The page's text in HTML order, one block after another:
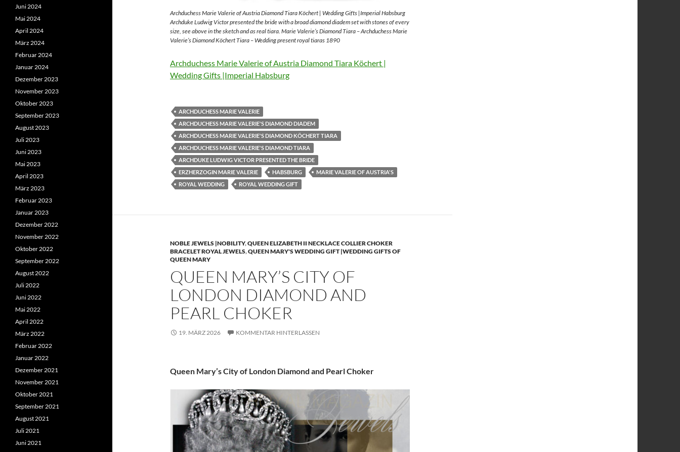
Archduchess Marie Valerie of Austria Diamond Tiara Köchert | Wedding Gifts |Imperial Habsburg
Archduke Ludwig Victor presented the bride with a broad diamond diadem set with stones of every
size, see above in the sketch and as real tiara. Marie Valerie’s Diamond Tiara – Archduchess Marie
Valerie’s Diamond Köchert Tiara – Wedding present royal tiaras 1890
Archduchess Marie Valerie of Austria Diamond Tiara Köchert |
Wedding Gifts |Imperial Habsburg
ARCHDUCHESS MARIE VALERIE
ARCHDUCHESS MARIE VALERIE'S DIAMOND DIADEM
ARCHDUCHESS MARIE VALERIE'S DIAMOND KÖCHERT TIARA
ARCHDUCHESS MARIE VALERIE'S DIAMOND TIARA
ARCHDUKE LUDWIG VICTOR PRESENTED THE BRIDE
ERZHERZOGIN MARIE VALERIE
HABSBURG
MARIE VALERIE OF AUSTRIA'S
ROYAL WEDDING
ROYAL WEDDING GIFT
NOBLE JEWELS |NOBILITY,QUEEN ELIZABETH II NECKLACE COLLIER CHOKER
BRACELET ROYAL JEWELS,QUEEN MARY'S WEDDING GIFT |WEDDING GIFTS OF
QUEEN MARY
QUEEN MARY’S CITY OF
LONDON DIAMOND AND
PEARL CHOKER
19. MÄRZ 2026 KOMMENTAR HINTERLASSEN
Queen Mary’s City of London Diamond and Pearl Choker
Juni 2024
Mai 2024
April 2024
März 2024
Februar 2024
Januar 2024
Dezember 2023
November 2023
Oktober 2023
September 2023
August 2023
Juli 2023
Juni 2023
Mai 2023
April 2023
März 2023
Februar 2023
Januar 2023
Dezember 2022
November 2022
Oktober 2022
September 2022
August 2022
Juli 2022
Juni 2022
Mai 2022
April 2022
März 2022
Februar 2022
Januar 2022
Dezember 2021
November 2021
Oktober 2021
September 2021
August 2021
Juli 2021
Juni 2021